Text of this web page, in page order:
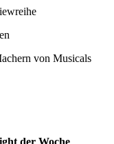
von Musicals
der Woche